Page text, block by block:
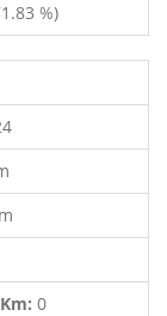
%)
0